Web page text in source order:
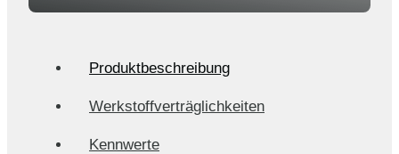
Produktbeschreibung
Werkstoffverträglichkeiten
Kennwerte